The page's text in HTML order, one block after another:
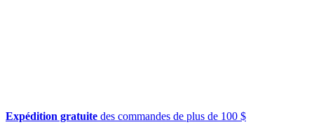
Expédition gratuite des commandes de plus de 100 $